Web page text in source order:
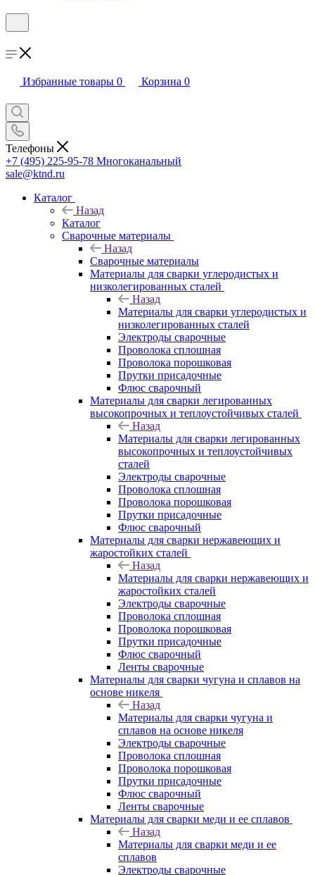
Избранные товары 0 Корзина 0
Телефоны
+7 (495) 225-95-78 Многоканальный
sale@ktnd.ru
Каталог
Назад
Каталог
Сварочные материалы
Назад
Сварочные материалы
Материалы для сварки углеродистых и
низколегированных сталей
Назад
Материалы для сварки углеродистых и
низколегированных сталей
Электроды сварочные
Проволока сплошная
Проволока порошковая
Прутки присадочные
Флюс сварочный
Материалы для сварки легированных
высокопрочных и теплоустойчивых сталей
Назад
Материалы для сварки легированных
высокопрочных и теплоустойчивых
сталей
Электроды сварочные
Проволока сплошная
Проволока порошковая
Прутки присадочные
Флюс сварочный
Материалы для сварки нержавеющих и
жаростойких сталей
Назад
Материалы для сварки нержавеющих и
жаростойких сталей
Электроды сварочные
Проволока сплошная
Проволока порошковая
Прутки присадочные
Флюс сварочный
Ленты сварочные
Материалы для сварки чугуна и сплавов на
основе никеля
Назад
Материалы для сварки чугуна и
сплавов на основе никеля
Электроды сварочные
Проволока сплошная
Проволока порошковая
Прутки присадочные
Флюс сварочный
Ленты сварочные
Материалы для сварки меди и ее сплавов
Назад
Материалы для сварки меди и ее
сплавов
Электроды сварочные